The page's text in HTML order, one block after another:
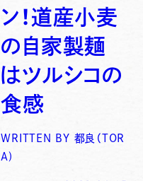
ン！道産小麦
の自家製麺
はツルシコの
食感
WRITTEN BY 都良（TOR
A)